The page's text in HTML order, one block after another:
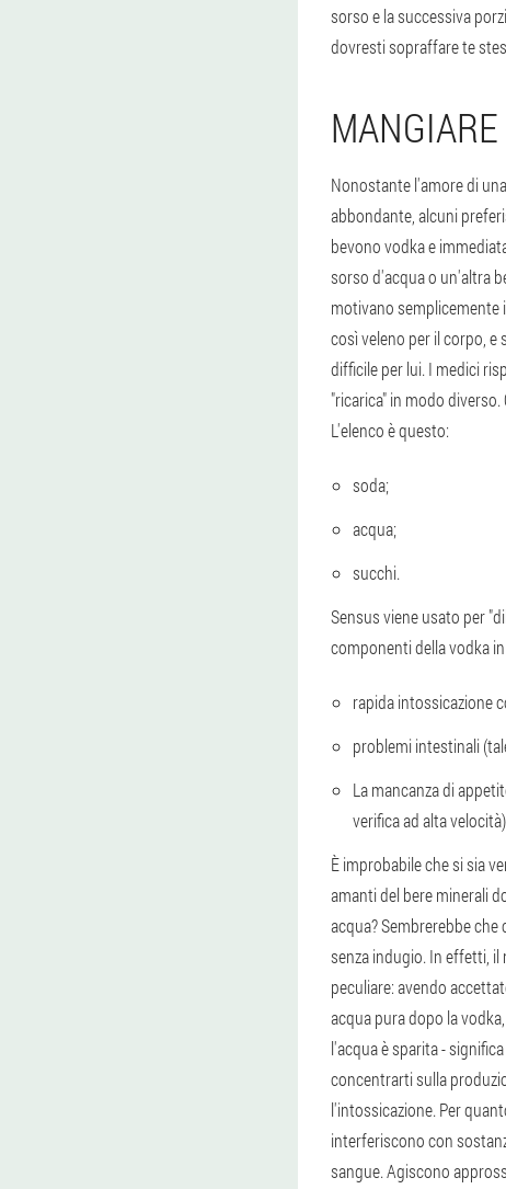
sorso e la successiva
dovresti sopraffare te
Nonostante l'amore di
abbondante, alcuni
bevono vodka e
sorso d'acqua o un'altra
motivano semplicemente
così veleno per il corpo, e
difficile per lui. I medici
"ricarica" in modo
L'elenco è questo:
soda;
acqua;
succhi.
Sensus viene usato per
componenti della vodka
rapida intossicazione
problemi intestinali
La mancanza di
verifica ad alta
È improbabile che si sia
amanti del bere minerali
acqua? Sembrerebbe
senza indugio. In effetti, il
peculiare: avendo
acqua pura dopo la
l'acqua è sparita -
concentrarti sulla
l'intossicazione. Per
interferiscono con
sangue. Agiscono